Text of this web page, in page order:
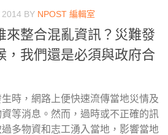
2014 BY NPOST 編輯室
來整合混亂資訊？災難發
，我們還是必須與政府合
時，網路上便快速流傳當地災情及
等消息。然而，過時或不正確的訊
多物資和志工湧入當地，影響當地